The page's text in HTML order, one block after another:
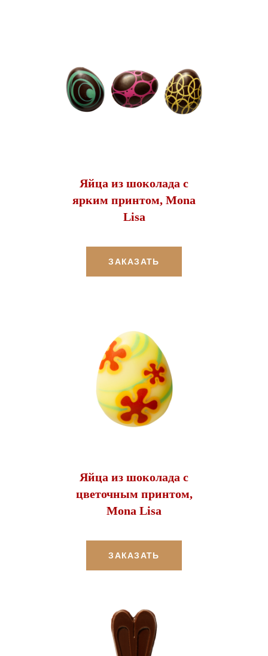
Яйца из шоколада с
ярким принтом, Mona
Lisa
ЗАКАЗАТЬ
Яйца из шоколада с
цветочным принтом,
Mona Lisa
ЗАКАЗАТЬ